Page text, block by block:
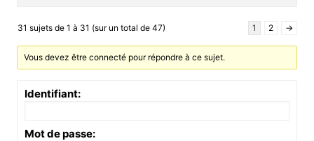
31 sujets de 1 à 31 (sur un total de 47) 1 2 →
Vous devez être connecté pour répondre à ce sujet.
Identifiant:
Mot de passe: